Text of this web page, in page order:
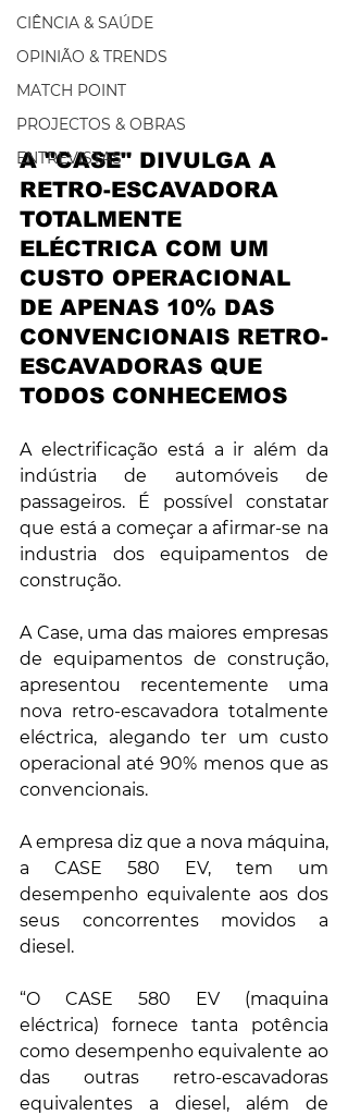
CIÊNCIA & SAÚDE
OPINIÃO & TRENDS
MATCH POINT
PROJECTOS & OBRAS
ENTREVISTAS
A "CASE" DIVULGA A
RETRO-ESCAVADORA
TOTALMENTE
ELÉCTRICA COM UM
CUSTO OPERACIONAL
DE APENAS 10% DAS
CONVENCIONAIS RETRO-
ESCAVADORAS QUE
TODOS CONHECEMOS
A electrificação está a ir além da
indústria de automóveis de
passageiros. É possível constatar
que está a começar a afirmar-se na
industria dos equipamentos de
construção.
A Case, uma das maiores empresas
de equipamentos de construção,
apresentou recentemente uma
nova retro-escavadora totalmente
eléctrica, alegando ter um custo
operacional até 90% menos que as
convencionais.
A empresa diz que a nova máquina,
a CASE 580 EV, tem um
desempenho equivalente aos dos
seus concorrentes movidos a
diesel.
“O CASE 580 EV (maquina
eléctrica) fornece tanta potência
como desempenho equivalente ao
das outras retro-escavadoras
equivalentes a diesel, além de